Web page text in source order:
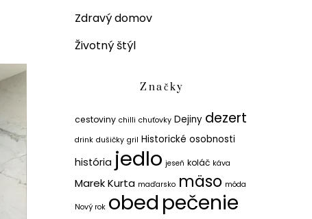
Zdravý domov
Životný štýl
Značky
cestoviny chilli chuťovky Dejiny dezert
drink dušičky gril Historické osobnosti
história jedlo jeseň koláč káva
Marek Kurta maďarsko mäso móda
Nový rok obed pečenie